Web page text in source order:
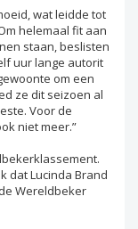
wat leidde tot
helemaal fit aan
staan, beslisten
uur lange autorit
om een
ze dit seizoen al
Voor de
niet meer.”
dat Lucinda Brand
Wereldbeker